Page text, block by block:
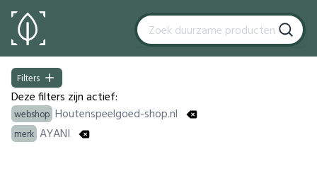
Filters
Filters
Deze filters zijn actief:
webshop Houtenspeelgoed-shop.nl
merk AYANI